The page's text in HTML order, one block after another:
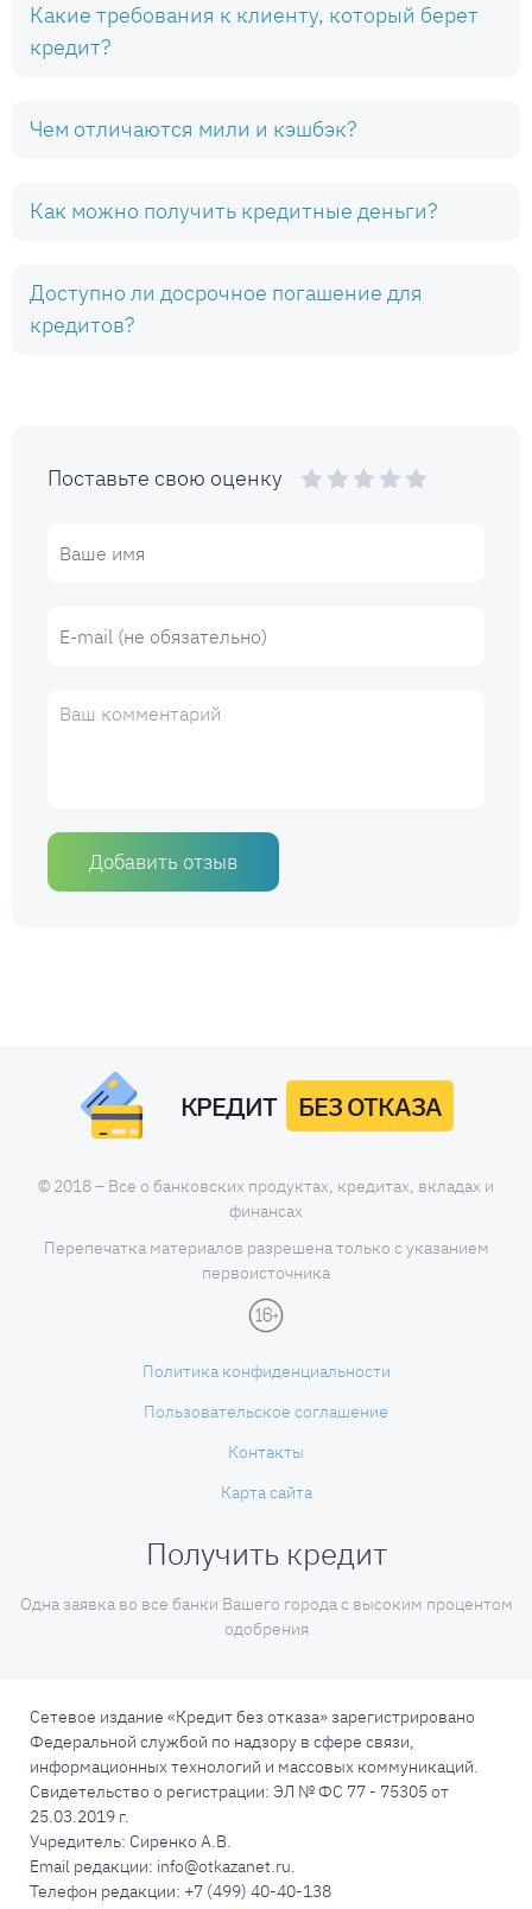
Какие требования к клиенту, который берет
кредит?
Чем отличаются мили и кэшбэк?
Как можно получить кредитные деньги?
Доступно ли досрочное погашение для
кредитов?
Поставьте свою оценку
Добавить отзыв
КРЕДИТ БЕЗ ОТКАЗА
© 2018 – Все о банковских продуктах, кредитах, вкладах и
финансах
Перепечатка материалов разрешена только с указанием
первоисточника
Политика конфиденциальности
Пользовательское соглашение
Контакты
Карта сайта
Получить кредит
Одна заявка во все банки Вашего города с высоким процентом
одобрения
Сетевое издание «Кредит без отказа» зарегистрировано
Федеральной службой по надзору в сфере связи,
информационных технологий и массовых коммуникаций.
Свидетельство о регистрации: ЭЛ № ФС 77 - 75305 от
25.03.2019 г.
Учредитель: Сиренко А.В.
Email редакции: info@otkazanet.ru.
Телефон редакции: +7 (499) 40-40-138